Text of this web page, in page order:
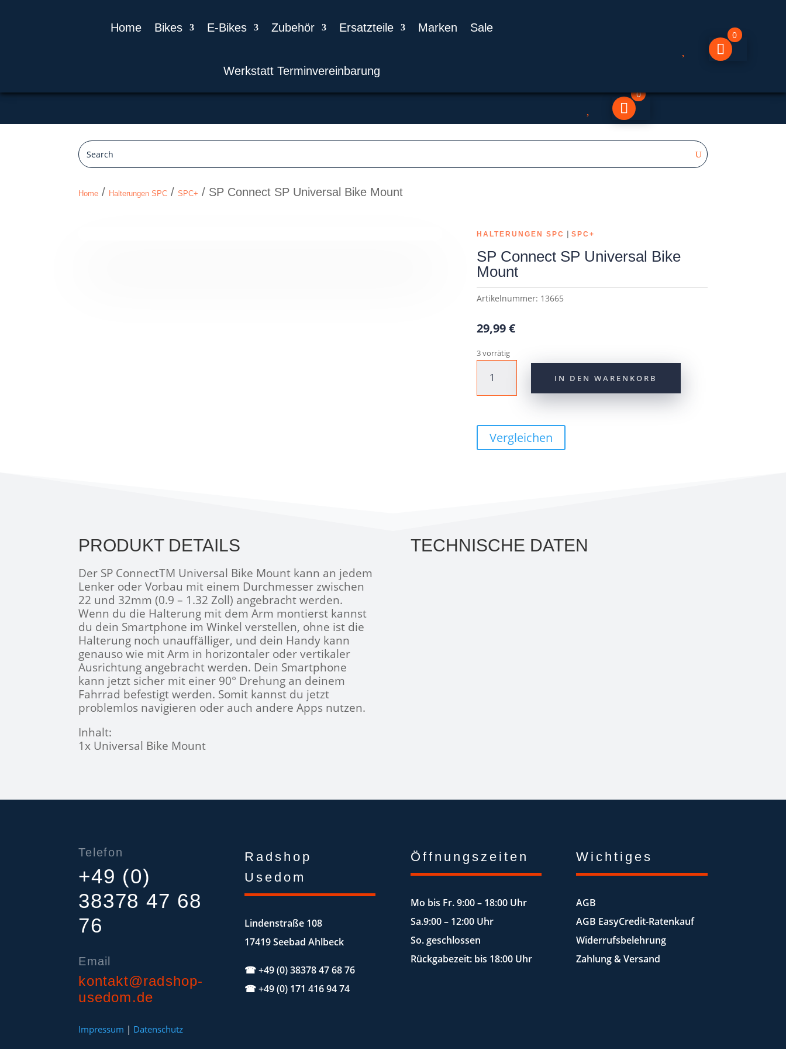
Home Bikes E-Bikes Zubehör Ersatzteile Marken Sale
Werkstatt Terminvereinbarung
0
0
Home / Halterungen SPC /SPC+ / SP Connect SP Universal Bike Mount
HALTERUNGEN SPC | SPC+
SP Connect SP Universal Bike
Mount
Artikelnummer: 13665
29,99€
3 vorrätig
Connect
SP
Mount
Menge
IN DEN WARENKORB
Vergleichen
PRODUKT DETAILS
Der SP ConnectTM Universal Bike Mount kann an jedem
Lenker oder Vorbau mit einem Durchmesser zwischen
22 und 32mm (0.9 – 1.32 Zoll) angebracht werden.
Wenn du die Halterung mit dem Arm montierst kannst
du dein Smartphone im Winkel verstellen, ohne ist die
Halterung noch unauffälliger, und dein Handy kann
genauso wie mit Arm in horizontaler oder vertikaler
Ausrichtung angebracht werden. Dein Smartphone
kann jetzt sicher mit einer 90° Drehung an deinem
Fahrrad befestigt werden. Somit kannst du jetzt
problemlos navigieren oder auch andere Apps nutzen.
Inhalt:
1x Universal Bike Mount
TECHNISCHE DATEN
Telefon
+49 (0)
38378 47 68
76
Email
kontakt@radshop-
usedom.de
Impressum | Datenschutz
Radshop
Usedom
Lindenstraße 108
17419 Seebad Ahlbeck
☎+49 (0) 38378 47 68 76
☎+49 (0) 171 416 94 74
Öffnungszeiten
Mo bis Fr. 9:00 – 18:00 Uhr
Sa.9:00 – 12:00 Uhr
So. geschlossen
Rückgabezeit: bis 18:00 Uhr
Wichtiges
AGB
AGB EasyCredit-Ratenkauf
Widerrufsbelehrung
Zahlung & Versand